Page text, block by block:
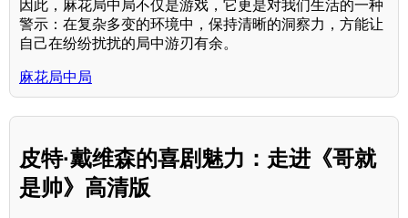
因此，麻花局中局不仅是游戏，它更是对我们生活的一种
警示：在复杂多变的环境中，保持清晰的洞察力，方能让
自己在纷纷扰扰的局中游刃有余。
麻花局中局
皮特·戴维森的喜剧魅力：走进《哥就
是帅》高清版